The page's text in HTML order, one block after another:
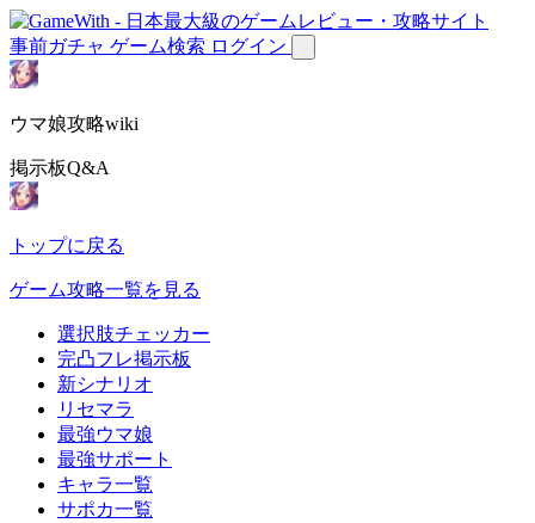
事前ガチャ ゲーム検索 ログイン
ウマ娘攻略wiki
掲示板Q&A
トップに戻る
ゲーム攻略一覧を見る
選択肢チェッカー
完凸フレ掲示板
新シナリオ
リセマラ
最強ウマ娘
最強サポート
キャラ一覧
サポカ一覧